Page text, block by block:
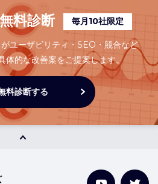
料診断 毎月10社限定
ユーザビリティ・SEO・競合など
体的な改善案をご提案します。
料診断する